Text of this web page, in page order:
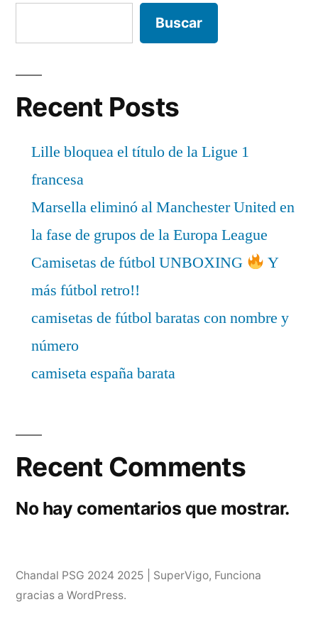
Buscar
Recent Posts
Lille bloquea el título de la Ligue 1
francesa
Marsella eliminó al Manchester United en
la fase de grupos de la Europa League
Camisetas de fútbol UNBOXING
Y
más fútbol retro!!
camisetas de fútbol baratas con nombre y
número
camiseta españa barata
Recent Comments
No hay comentarios que mostrar.
Chandal PSG 2024 2025 | SuperVigo, Funciona
gracias a WordPress.